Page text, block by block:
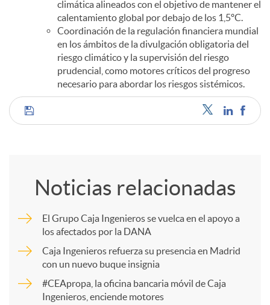
climática alineados con el objetivo de mantener el
calentamiento global por debajo de los 1,5ºC.
Coordinación de la regulación financiera mundial
en los ámbitos de la divulgación obligatoria del
riesgo climático y la supervisión del riesgo
prudencial, como motores críticos del progreso
necesario para abordar los riesgos sistémicos.
C
m
p
a
Noticias relacionadas
El Grupo Caja Ingenieros se vuelca en el apoyo a
los afectados por la DANA
Caja Ingenieros refuerza su presencia en Madrid
con un nuevo buque insignia
#CEApropa, la oficina bancaria móvil de Caja
Ingenieros, enciende motores